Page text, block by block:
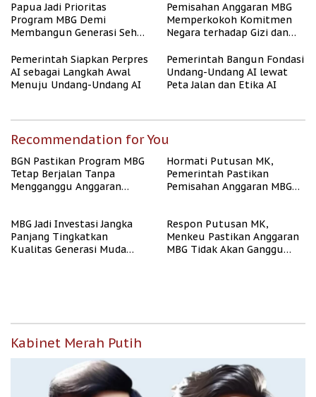
Papua Jadi Prioritas
Program MBG Demi
Membangun Generasi Sehat
Pemisahan Anggaran MBG
Memperkokoh Komitmen
Negara terhadap Gizi dan
Pemerintah Siapkan Perpres
AI sebagai Langkah Awal
Menuju Undang-Undang AI
Pemerintah Bangun Fondasi
Undang-Undang AI lewat
Peta Jalan dan Etika AI
Recommendation for You
BGN Pastikan Program MBG
Tetap Berjalan Tanpa
Mengganggu Anggaran
Hormati Putusan MK,
Pemerintah Pastikan
Pemisahan Anggaran MBG
MBG Jadi Investasi Jangka
Panjang Tingkatkan
Kualitas Generasi Muda
Respon Putusan MK,
Menkeu Pastikan Anggaran
MBG Tidak Akan Ganggu
Kabinet Merah Putih